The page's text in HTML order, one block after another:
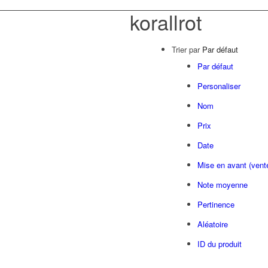
korallrot
Trier par Par défaut
Par défaut
Personaliser
Nom
Prix
Date
Mise en avant
Note moyenne
Pertinence
Aléatoire
ID du produit